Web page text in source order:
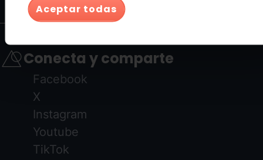
Aceptar todas
Conecta y comparte
Facebook
X
Instagram
Youtube
TikTok